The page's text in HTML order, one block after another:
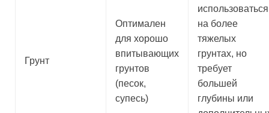
Грунт
Оптимален
для хорошо
впитывающих
грунтов
(песок,
супесь)
использоваться
на более
тяжелых
грунтах, но
требует
большей
глубины или